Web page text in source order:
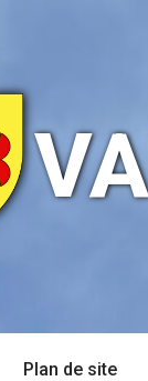
Plan de site